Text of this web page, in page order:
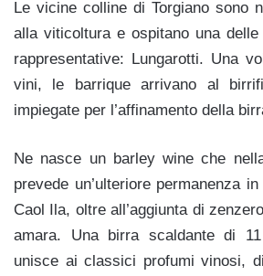
Le vicine colline di Torgiano sono
alla viticoltura e ospitano una
rappresentative: Lungarotti. Una
vini, le barrique arrivano al
impiegate per l’affinamento della
Ne nasce un barley wine che
prevede un’ulteriore permanenza
Caol Ila, oltre all’aggiunta di
amara. Una birra scaldante di
unisce ai classici profumi vinosi,